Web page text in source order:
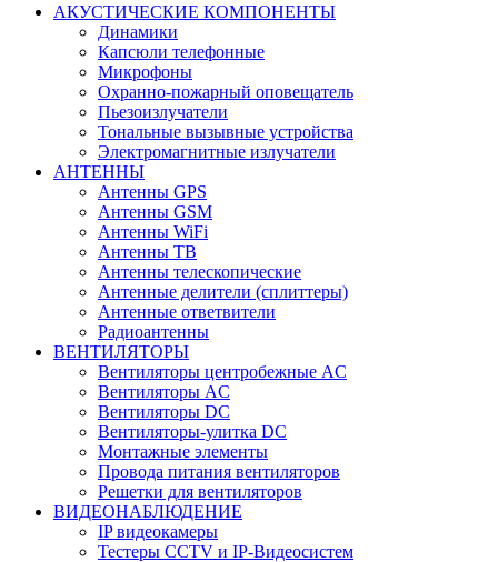
АКУСТИЧЕСКИЕ КОМПОНЕНТЫ
Динамики
Капсюли телефонные
Микрофоны
Охранно-пожарный оповещатель
Пьезоизлучатели
Тональные вызывные устройства
Электромагнитные излучатели
АНТЕННЫ
Антенны GPS
Антенны GSM
Антенны WiFi
Антенны ТВ
Антенны телескопические
Антенные делители (сплиттеры)
Антенные ответвители
Радиоантенны
ВЕНТИЛЯТОРЫ
Вентиляторы центробежные AC
Вентиляторы AC
Вентиляторы DC
Вентиляторы-улитка DC
Монтажные элементы
Провода питания вентиляторов
Решетки для вентиляторов
ВИДЕОНАБЛЮДЕНИЕ
IP видеокамеры
Тестеры CCTV и IP-Видеосистем